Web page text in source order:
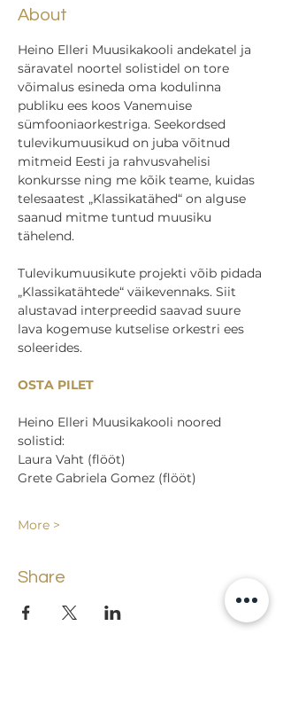
About
Heino Elleri Muusikakooli andekatel ja
säravatel noortel solistidel on tore
võimalus esineda oma kodulinna
publiku ees koos Vanemuise
sümfooniaorkestriga. Seekordsed
tulevikumuusikud on juba võitnud
mitmeid Eesti ja rahvusvahelisi
konkursse ning me kõik teame, kuidas
telesaatest „Klassikatähed“ on alguse
saanud mitme tuntud muusiku
tähelend.
Tulevikumuusikute projekti võib pidada
„Klassikatähtede“ väikevennaks. Siit
alustavad interpreedid saavad suure
lava kogemuse kutselise orkestri ees
soleerides.
OSTA PILET
Heino Elleri Muusikakooli noored
solistid:
Laura Vaht (flööt)
Grete Gabriela Gomez (flööt)
More >
Share